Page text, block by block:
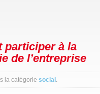
participer à la
de l’entreprise
la catégorie social .